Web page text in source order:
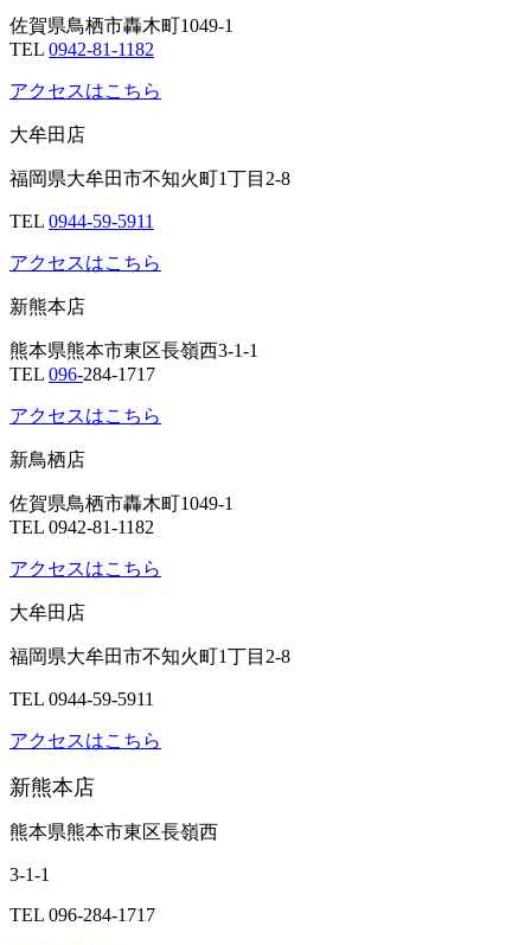
佐賀県鳥栖市轟木町1049-1
TEL 0942-81-1182
アクセスはこちら
大牟田店
福岡県大牟田市不知火町1丁目2-8
TEL 0944-59-5911
アクセスはこちら
新熊本店
熊本県熊本市東区長嶺西3-1-1
TEL 096-284-1717
アクセスはこちら
新鳥栖店
佐賀県鳥栖市轟木町1049-1
TEL 0942-81-1182
アクセスはこちら
大牟田店
福岡県大牟田市不知火町1丁目2-8
TEL 0944-59-5911
アクセスはこちら
新熊本店
熊本県熊本市東区長嶺西
3-1-1
TEL 096-284-1717